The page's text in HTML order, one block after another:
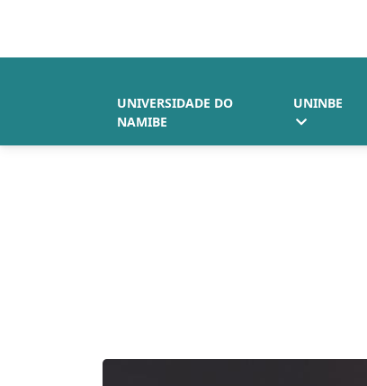
UNIVERSIDADE DO
NAMIBE
UNINBE